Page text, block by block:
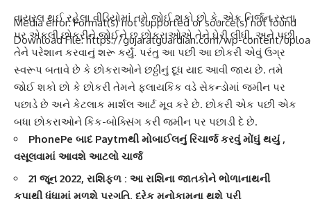
Media error: Format(s) not supported or source(s) not found
Download File: https://gujaratguardian.com/wp-content/
00:00
વાયરલ થઈ રહેલા વીડિયોમાં તમે જોઈ શકો છો કે, એક નિર્જન રસ્તા
પર એકલી છોકરીને જોઈને છ છોકરાઓએ તેને ઘેરી લીધી. અને પછી
તેને પરેશાન કરવાનું શરૂ કર્યું. પરંતુ આ પછી આ છોકરી એવું ઉગ્ર
સ્વરૂપ બતાવે છે કે છોકરાઓને છઠ્ઠીનું દૂધ યાદ આવી જાય છે. તમે
જોઈ શકો છો કે છોકરી તેમને ફ્લાયકિક વડે સેકન્ડોમાં જમીન પર
પછાડે છે અને કેટલાક માર્શલ આર્ટ મૂવ કરે છે. છોકરી એક પછી એક
બધા છોકરાઓને કિક-બોક્સિંગ કરી જમીન પર પછાડી દે છે.
PhonePe બાદ Paytmથી મોબાઈલનું રિચાર્જ કરવું મોંઘું થયું ,
વસૂલવામાં આવશે આટલો ચાર્જ
21 જૂન 2022, રાશિફળ : આ રાશિના જાતકોને ભોળાનાથની
કૃપાથી ધંધામાં મળશે પ્રગતિ, દરેક મનોકામના થશે પૂરી